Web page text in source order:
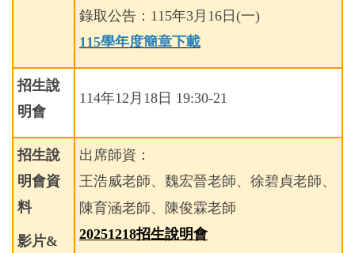
錄取公告：115年3月16日(一)
115學年度簡章下載
招生說
明會
114年12月18日 19:30-21
招生說
明會資
料
影片&
出席師資：
王浩威老師、魏宏晉老師、徐碧貞老師、
陳育涵老師、陳俊霖老師
20251218招生說明會